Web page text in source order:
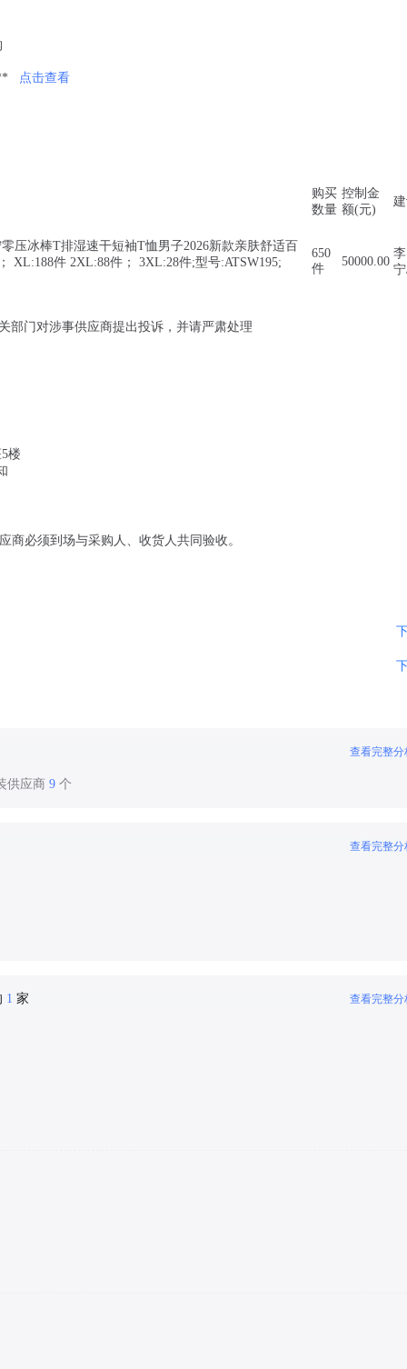
点击查看
购买
数量
控制金
额(元)
压冰棒T排湿速干短袖T恤男子2026新款亲肤舒适百
XL:188件 2XL:88件； 3XL:28件;型号:ATSW195;
650
件
50000.00
李
部门对涉事供应商提出投诉，并请严肃处理
楼
商必须到场与采购人、收货人共同验收。
查看完整分
供应商 9 个
查看完整分
1 家 查看完整分